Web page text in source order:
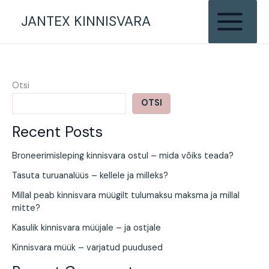
JANTEX KINNISVARA
Otsi
OTSI
Recent Posts
Broneerimisleping kinnisvara ostul – mida võiks teada?
Tasuta turuanalüüs – kellele ja milleks?
Millal peab kinnisvara müügilt tulumaksu maksma ja millal
mitte?
Kasulik kinnisvara müüjale – ja ostjale
Kinnisvara müük – varjatud puudused